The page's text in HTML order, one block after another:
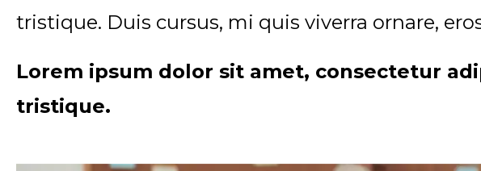
tristique. Duis cursus, mi quis viverra ornare,
Lorem ipsum dolor sit amet, consectetur
tristique.